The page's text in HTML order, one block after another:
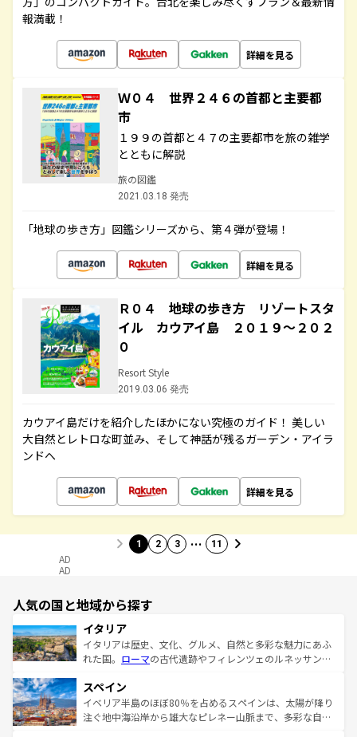
報満載！
詳細を見る
Ｗ０４ 世界２４６の首都と主要都
市
１９９の首都と４７の主要都市を旅の雑学
とともに解説
旅の図鑑
2021.03.18 発売
「地球の歩き方」図鑑シリーズから、第４弾が登場！
詳細を見る
Ｒ０４ 地球の歩き方 リゾートスタ
イル カウアイ島 ２０１９～２０２
０
Resort Style
2019.03.06 発売
カウアイ島だけを紹介したほかにない究極のガイド！ 美しい
大自然とレトロな町並み、そして神話が残るガーデン・アイラ
ンドへ
詳細を見る
1 2 3 … 11
AD
AD
人気の国と地域から探す
イタリア
イタリアは歴史、文化、グルメ、自然と多彩な魅力にあふ
れた国。 ローマの古代遺跡やフィレンツェのルネッサンス
ろん、トスカーナの美しい田園風景やアマルフィ海岸の絶
景など、自然景観も見逃せない。観光の合間には、本場の
ピザやパスタなど、絶品のイタリア料理を堪能することも
スペイン
イベリア半島のほぼ80％を占めるスペインは、太陽が降り
注ぐ地中海沿岸から雄大なピレネー山脈まで、多彩な自然